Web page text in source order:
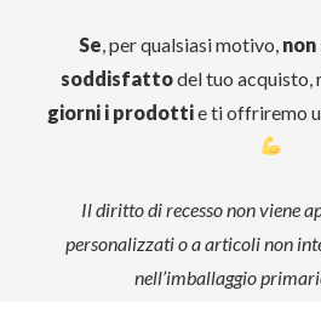
Se , per qualsiasi motivo,
soddisfattodel tuo acquisto,
giorni i prodottie ti offriremo
Il diritto di recesso non viene
personalizzati o a articoli non
nell’imballaggio